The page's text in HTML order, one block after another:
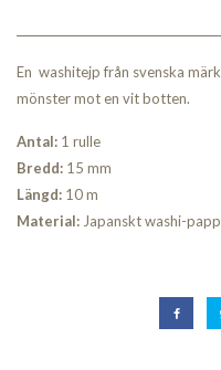
En washitejp från svenska
mönster mot en vit botten.
Antal: 1 rulle
Bredd: 15 mm
Längd: 10 m
Material: Japanskt washi-